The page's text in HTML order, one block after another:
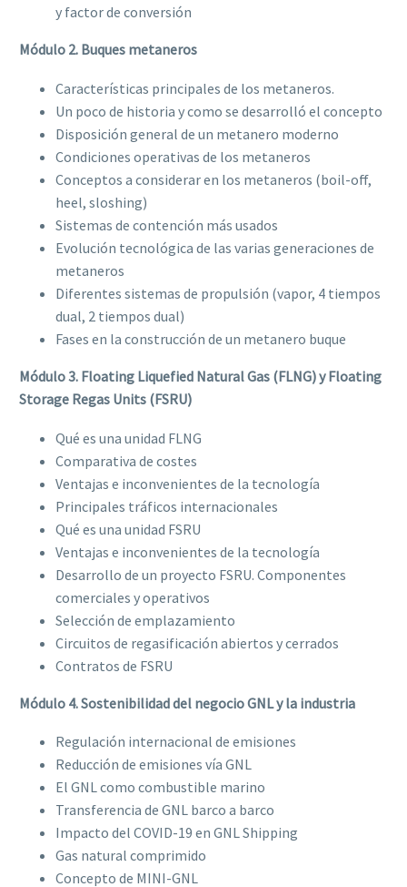
y factor de conversión
Módulo 2. Buques metaneros
Características principales de los metaneros.
Un poco de historia y como se desarrolló el concepto
Disposición general de un metanero moderno
Condiciones operativas de los metaneros
Conceptos a considerar en los metaneros (boil-off,
heel, sloshing)
Sistemas de contención más usados
Evolución tecnológica de las varias generaciones de
metaneros
Diferentes sistemas de propulsión (vapor, 4 tiempos
dual, 2 tiempos dual)
Fases en la construcción de un metanero buque
Módulo 3. Floating Liquefied Natural Gas (FLNG) y Floating
Storage Regas Units (FSRU)
Qué es una unidad FLNG
Comparativa de costes
Ventajas e inconvenientes de la tecnología
Principales tráficos internacionales
Qué es una unidad FSRU
Ventajas e inconvenientes de la tecnología
Desarrollo de un proyecto FSRU. Componentes
comerciales y operativos
Selección de emplazamiento
Circuitos de regasificación abiertos y cerrados
Contratos de FSRU
Módulo 4. Sostenibilidad del negocio GNL y la industria
Regulación internacional de emisiones
Reducción de emisiones vía GNL
El GNL como combustible marino
Transferencia de GNL barco a barco
Impacto del COVID-19 en GNL Shipping
Gas natural comprimido
Concepto de MINI-GNL